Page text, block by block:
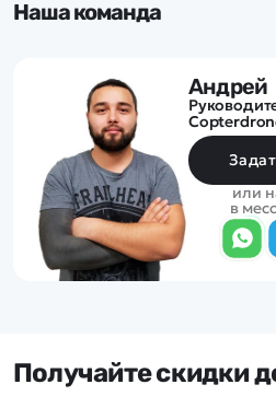
Наша команда
Андрей
или
в
Получайте скидки